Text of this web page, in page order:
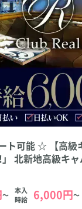
可能 ☆ 【高級
北新地高級キ
～
本入
時給
6,000円～